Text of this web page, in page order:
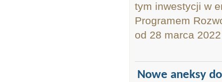
tym inwestycji w
Programem
od 28 marca
Nowe aneksy